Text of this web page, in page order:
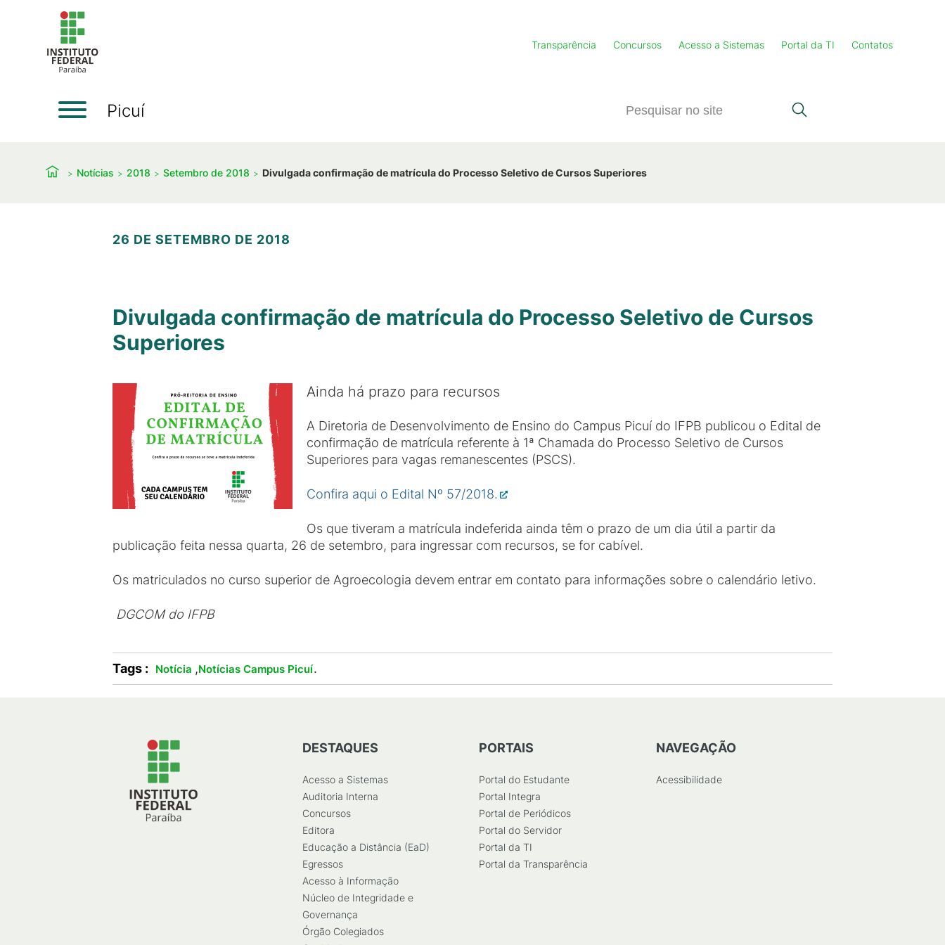
Transparência Concursos Acesso a Sistemas Portal da TI Contatos
Picuí
Notícias 2018 Setembro de 2018 Divulgada confirmação de matrícula do Processo Seletivo de Cursos Superiores
26 DE SETEMBRO DE 2018
Divulgada confirmação de matrícula do Processo Seletivo de Cursos
Superiores
Ainda há prazo para recursos
A Diretoria de Desenvolvimento de Ensino do Campus Picuí do IFPB publicou o Edital de
confirmação de matrícula referente à 1ª Chamada do Processo Seletivo de Cursos
Superiores para vagas remanescentes (PSCS).
Confira aqui o Edital Nº 57/2018.
Os que tiveram a matrícula indeferida ainda têm o prazo de um dia útil a partir da
publicação feita nessa quarta, 26 de setembro, para ingressar com recursos, se for cabível.
Os matriculados no curso superior de Agroecologia devem entrar em contato para informações sobre o calendário letivo.
DGCOM do IFPB
Tags : Notícia ,Notícias Campus Picuí.
DESTAQUES
Acesso a Sistemas
Auditoria Interna
Concursos
Editora
Educação a Distância (EaD)
Egressos
Acesso à Informação
Núcleo de Integridade e
Governança
Órgão Colegiados
PORTAIS
Portal do Estudante
Portal Integra
Portal de Periódicos
Portal do Servidor
Portal da TI
Portal da Transparência
NAVEGAÇÃO
Acessibilidade